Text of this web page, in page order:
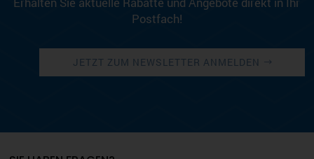
Postfach!
JETZT ZUM NEWSLETTER ANMELDEN